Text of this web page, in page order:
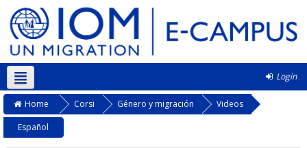
Login
Italiano ‎(it)‎
Home Corsi Género y migración
Videos
Español